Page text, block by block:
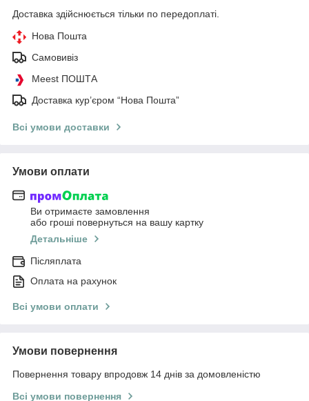
Доставка здійснюється тільки по передоплаті.
Нова Пошта
Самовивіз
Meest ПОШТА
Доставка кур’єром “Нова Пошта”
Всі умови доставки
Умови оплати
Ви отримаєте замовлення
або гроші повернуться на вашу картку
Детальніше
Післяплата
Оплата на рахунок
Всі умови оплати
Умови повернення
Повернення товару впродовж 14 днів за домовленістю
Всі умови повернення